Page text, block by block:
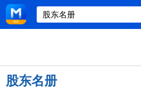
股东名册